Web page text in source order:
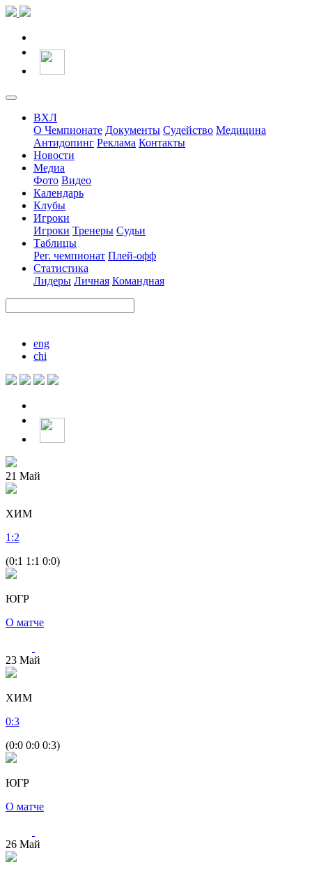
ВХЛ
О Чемпионате Документы Судейство Медицина
Антидопинг Реклама Контакты
Новости
Медиа
Фото Видео
Календарь
Клубы
Игроки
Игроки Тренеры Судьи
Таблицы
Рег. чемпионат Плей-офф
Статистика
Лидеры Личная Командная
eng
chi
21 Май
ХИМ
1 :2
(0:1 1:1 0:0)
ЮГР
О матче
23 Май
ХИМ
0:3
(0:0 0:0 0:3)
ЮГР
О матче
26 Май